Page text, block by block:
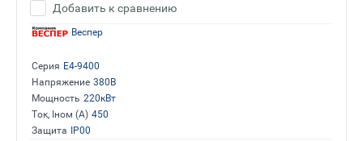
Добавить к сравнению
Веспер
Серия E4-9400
Напряжение 380В
Мощность 220кВт
Ток, Iном (А) 450
Защита
IP00